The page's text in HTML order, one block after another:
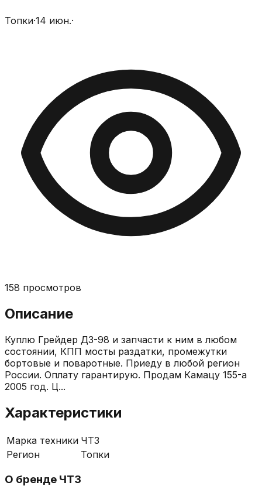
Топки·14 июн.·
158 просмотров
Описание
Куплю Грейдер ДЗ-98 и запчасти к ним в любом
состоянии, КПП мосты раздатки, промежутки
бортовые и поваротные. Приеду в любой регион
России. Оплату гарантирую. Продам Камацу 155-а
2005 год. Ц...
Характеристики
Марка техники ЧТЗ
Регион
Топки
О бренде ЧТЗ